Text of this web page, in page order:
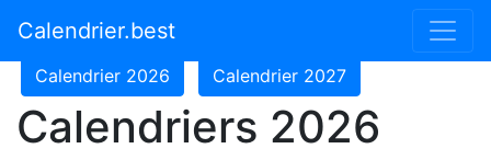
Calendrier.best
Calendrier 2024
Calendrier 2026 Calendrier 2027
Calendriers 2026